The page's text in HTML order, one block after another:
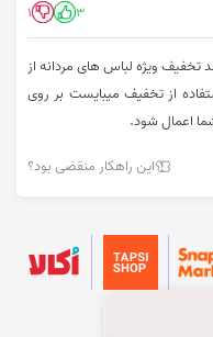
3
1
از کد تخفیف میتوانید تا 50 درصد تخفیف ویژه لباس های مردانه از
از تخفیف میبایست بر روی
اعمال شود.
این راهکار منقضی بود؟